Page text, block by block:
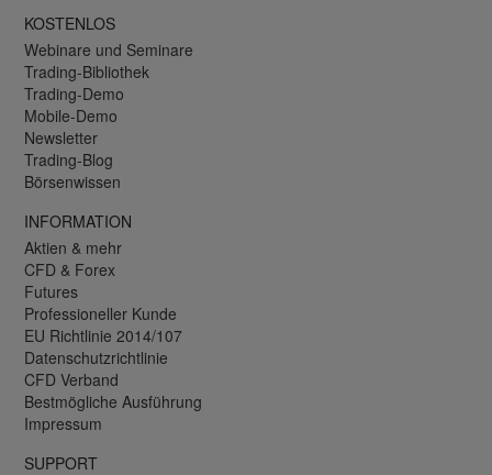
KOSTENLOS
Webinare und Seminare
Trading-Bibliothek
Trading-Demo
Mobile-Demo
Newsletter
Trading-Blog
Börsenwissen
INFORMATION
Aktien & mehr
CFD & Forex
Futures
Professioneller Kunde
EU Richtlinie 2014/107
Datenschutzrichtlinie
CFD Verband
Bestmögliche Ausführung
Impressum
SUPPORT